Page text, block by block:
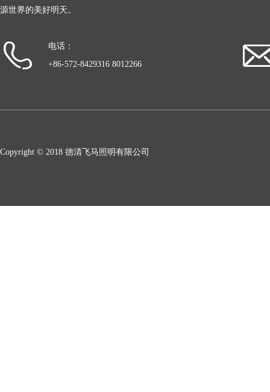
源世界的美好明天。
电话：
+86-572-8429316 8012266
Copyright © 2018 德清飞马照明有限公司